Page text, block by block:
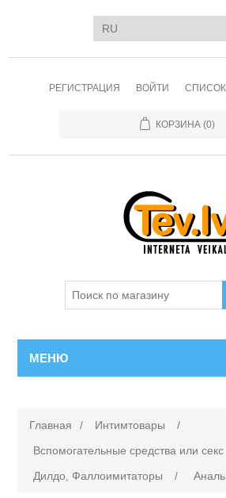
РЕГИСТРАЦИЯ ВОЙТИ
КОРЗИНА (0)
МЕНЮ
Главная / Интимтовары
/
Вспомогательные средства или cекс
Дилдо, Фаллоимитаторы
/